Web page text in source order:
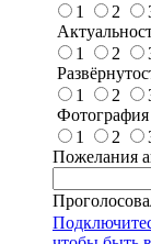
1
2
1
2
1
2
Фотография
1
2
Пожелания